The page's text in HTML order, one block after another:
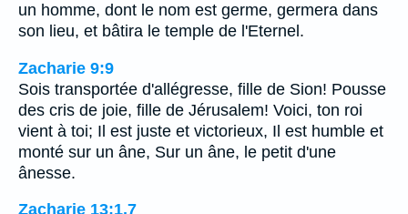
un homme, dont le nom est germe, germera dans
son lieu, et bâtira le temple de l'Eternel.
Zacharie 9:9
Sois transportée d'allégresse, fille de Sion! Pousse
des cris de joie, fille de Jérusalem! Voici, ton roi
vient à toi; Il est juste et victorieux, Il est humble et
monté sur un âne, Sur un âne, le petit d'une
ânesse.
Zacharie 13:1,7